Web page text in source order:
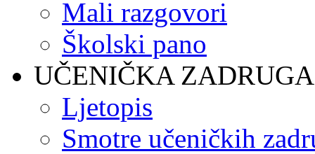
Mali razgovori
Školski pano
UČENIČKA ZADRUGA
Ljetopis
Smotre učeničkih